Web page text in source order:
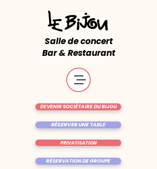
Salle de concert
Bar & Restaurant
RÉSERVER UNE TABLE
DEVENIR SOCIÉTAIRE DU BIJOU
RÉSERVATION DE GROUPE
PRIVATISATION